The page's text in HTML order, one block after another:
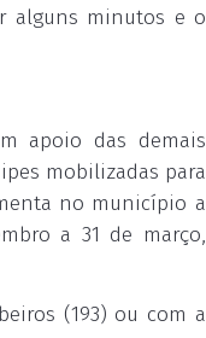
alguns minutos e o
apoio das demais
mobilizadas para
no município a
a 31 de março,
(193) ou com a